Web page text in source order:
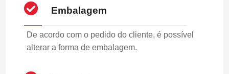
Embalagem
De acordo com o pedido do cliente, é possível
alterar a forma de embalagem.